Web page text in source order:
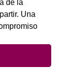
de la
Una